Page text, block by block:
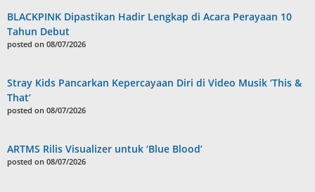
BLACKPINK Dipastikan Hadir Lengkap di Acara Perayaan 10
Tahun Debut
posted on 08/07/2026
Stray Kids Pancarkan Kepercayaan Diri di Video Musik ‘This &
That’
posted on 08/07/2026
ARTMS Rilis Visualizer untuk ‘Blue Blood’
posted on 08/07/2026